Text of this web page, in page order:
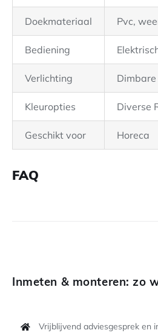
Doekmateriaal Pvc,
Bediening
Verlichting
Kleuropties Diverse
Geschikt voor Horeca
FAQ
Inmeten & monteren: zo
Vrijblijvend adviesgesprek en